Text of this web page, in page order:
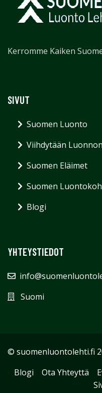
Kerromme Kaiken
SIVUT
Suomen Luonto
Viihdytään
Suomen Eläimet
Suomen
Blogi
YHTEYSTIEDOT
Suomi
© suomenluontolehti.fi
Blogi
Ota Yhteyttä